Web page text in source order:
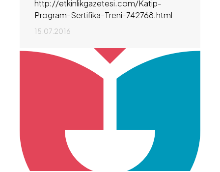
http://etkinlikgazetesi.com/Katip-
Program-Sertifika-Treni-742768.html
15.07.2016